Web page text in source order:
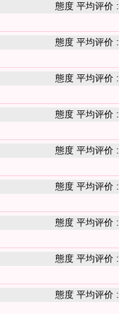
態度 平均评价 :
態度 平均评价 :
態度 平均评价 :
態度 平均评价 :
態度 平均评价 :
態度 平均评价 :
態度 平均评价 :
態度 平均评价 :
態度 平均评价 :